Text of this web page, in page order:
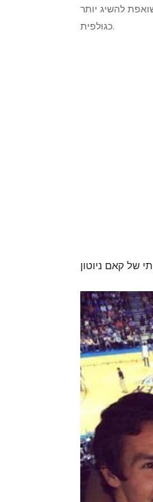
להשיג יותר
כגולפית.
של קאם ניוטון